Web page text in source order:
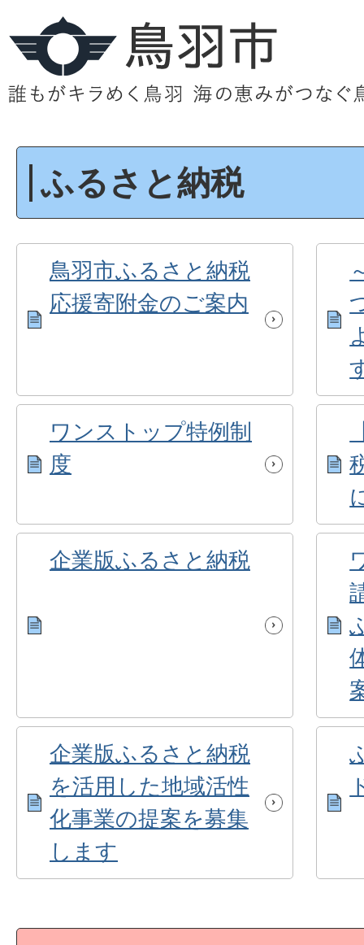
ふるさと納税
鳥羽市ふるさと納税
応援寄附金のご案内
ワンストップ特例制
度
企業版ふるさと納税
企業版ふるさと納税
を活用した地域活性
化事業の提案を募集
します